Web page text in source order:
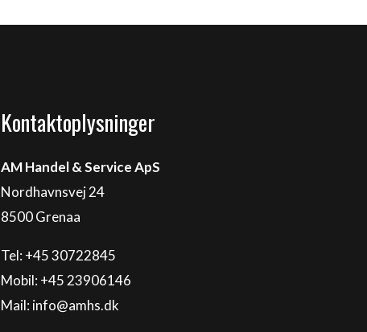
Kontaktoplysninger
AM Handel & Service ApS
Nordhavnsvej 24
8500 Grenaa
Tel: +45 30722845
Mobil: +45 23906146
Mail: info@amhs.dk